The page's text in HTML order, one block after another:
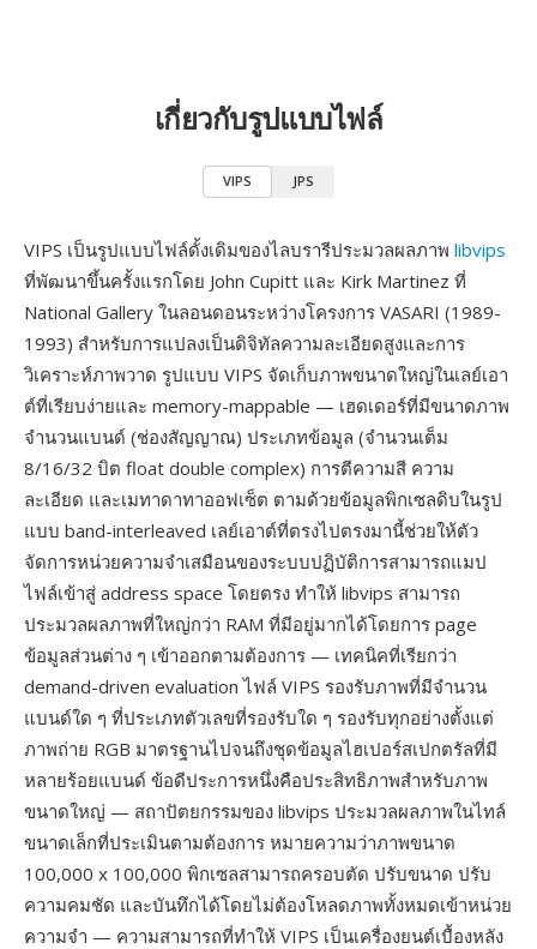
เกี่ยวกับรูปแบบไฟล์
VIPS JPS
VIPS เป็นรูปแบบไฟล์ดั้งเดิมของไลบรารีประมวลผลภาพ libvips
ที่พัฒนาขึ้นครั้งแรกโดย John Cupitt และ Kirk Martinez ที่
National Gallery ในลอนดอนระหว่างโครงการ VASARI (1989-
1993) สำหรับการแปลงเป็นดิจิทัลความละเอียดสูงและการ
วิเคราะห์ภาพวาด รูปแบบ VIPS จัดเก็บภาพขนาดใหญ่ในเลย์เอา
ต์ที่เรียบง่ายและ memory-mappable — เฮดเดอร์ที่มีขนาดภาพ
จำนวนแบนด์ (ช่องสัญญาณ) ประเภทข้อมูล (จำนวนเต็ม
8/16/32 บิต float double complex) การตีความสี ความ
ละเอียด และเมทาดาทาออฟเซ็ต ตามด้วยข้อมูลพิกเซลดิบในรูป
แบบ band-interleaved เลย์เอาต์ที่ตรงไปตรงมานี้ช่วยให้ตัว
จัดการหน่วยความจำเสมือนของระบบปฏิบัติการสามารถแมป
ไฟล์เข้าสู่ address space โดยตรง ทำให้ libvips สามารถ
ประมวลผลภาพที่ใหญ่กว่า RAM ที่มีอยู่มากได้โดยการ page
ข้อมูลส่วนต่าง ๆ เข้าออกตามต้องการ — เทคนิคที่เรียกว่า
demand-driven evaluation ไฟล์ VIPS รองรับภาพที่มีจำนวน
แบนด์ใด ๆ ที่ประเภทตัวเลขที่รองรับใด ๆ รองรับทุกอย่างตั้งแต่
ภาพถ่าย RGB มาตรฐานไปจนถึงชุดข้อมูลไฮเปอร์สเปกตรัลที่มี
หลายร้อยแบนด์ ข้อดีประการหนึ่งคือประสิทธิภาพสำหรับภาพ
ขนาดใหญ่ — สถาปัตยกรรมของ libvips ประมวลผลภาพในไทล์
ขนาดเล็กที่ประเมินตามต้องการ หมายความว่าภาพขนาด
100,000 x 100,000 พิกเซลสามารถครอบตัด ปรับขนาด ปรับ
ความคมชัด และบันทึกได้โดยไม่ต้องโหลดภาพทั้งหมดเข้าหน่วย
ความจำ — ความสามารถที่ทำให้ VIPS เป็นเครื่องยนต์เบื้องหลัง